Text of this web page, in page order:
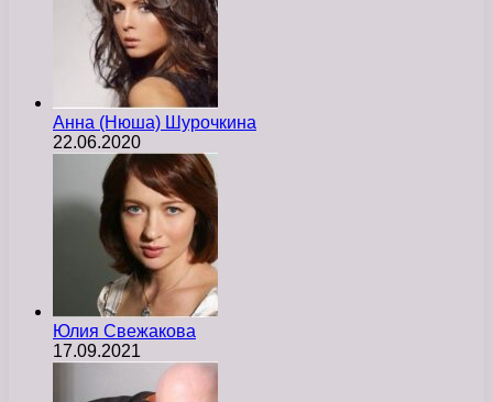
Анна (Нюша) Шурочкина
22.06.2020
Юлия Свежакова
17.09.2021